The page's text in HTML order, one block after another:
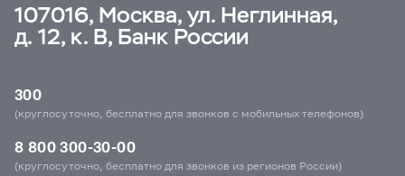
107016, Москва, ул. Неглинная,
д. 12, к. В, Банк России
300
(круглосуточно, бесплатно для звонков с мобильных телефонов)
8 800 300-30-00
(круглосуточно, бесплатно для звонков из регионов России)